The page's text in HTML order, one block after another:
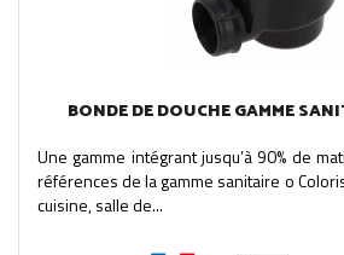
BONDE DE DOUCHE GAMME
Une gamme intégrant jusqu’à 90% de
références de la gamme sanitaire o
cuisine, salle de...